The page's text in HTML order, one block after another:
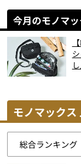
今月のモノマ
モノマック